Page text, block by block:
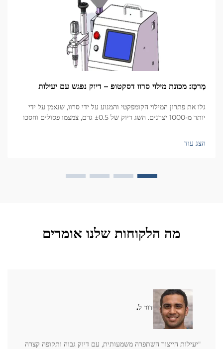
מַרכַּז: מכונת מילוי סרוו דסקטופ – דיוק נפגש עם יעילות
גלו את פתרון המילוי הקומפקטי והמנוע על ידי סרוו, שנאמן על ידי
יותר מ-1000 יצרנים. השג דיוק של ±0.5 גרם, צמצמו פסולים וחסכו
הצג עוד
מה הלקוחות שלנו אומרים
דוד ל.
"יעילות הייצור השתפרה משמעותית, עם דיוק גבוה ותקופה קצרה